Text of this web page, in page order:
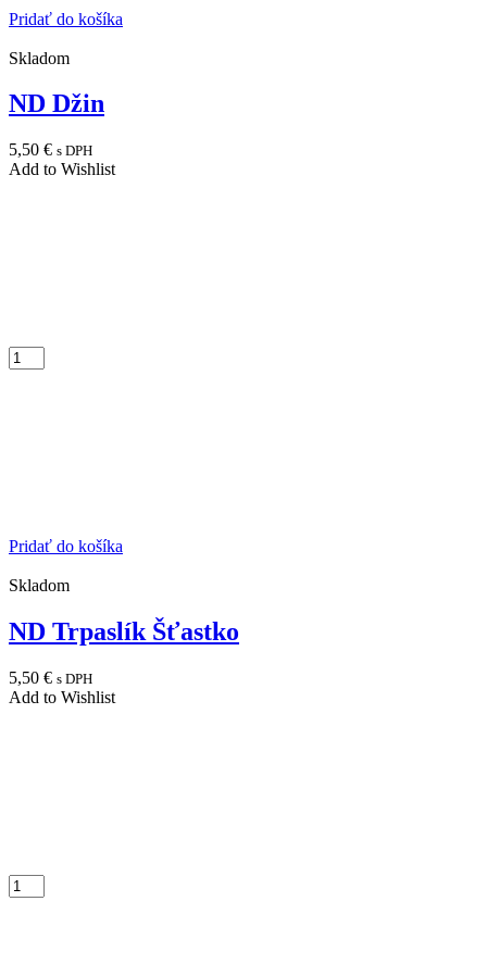
Pridať do košíka
Skladom
ND Džin
5,50 € s DPH
Add to Wishlist
Pridať do košíka
Skladom
ND Trpaslík Šťastko
5,50 € s DPH
Add to Wishlist